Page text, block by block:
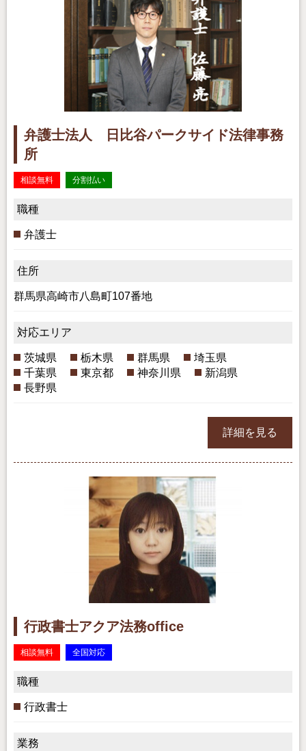
弁護士法人 日比谷パークサイド法律事務
所
相談無料 分割払い
職種
弁護士
住所
群馬県高崎市八島町107番地
対応エリア
茨城県 栃木県 群馬県
埼玉県
千葉県
東京都 神奈川県
新潟県
長野県
詳細を見る
行政書士アクア法務office
相談無料 全国対応
職種
行政書士
業務